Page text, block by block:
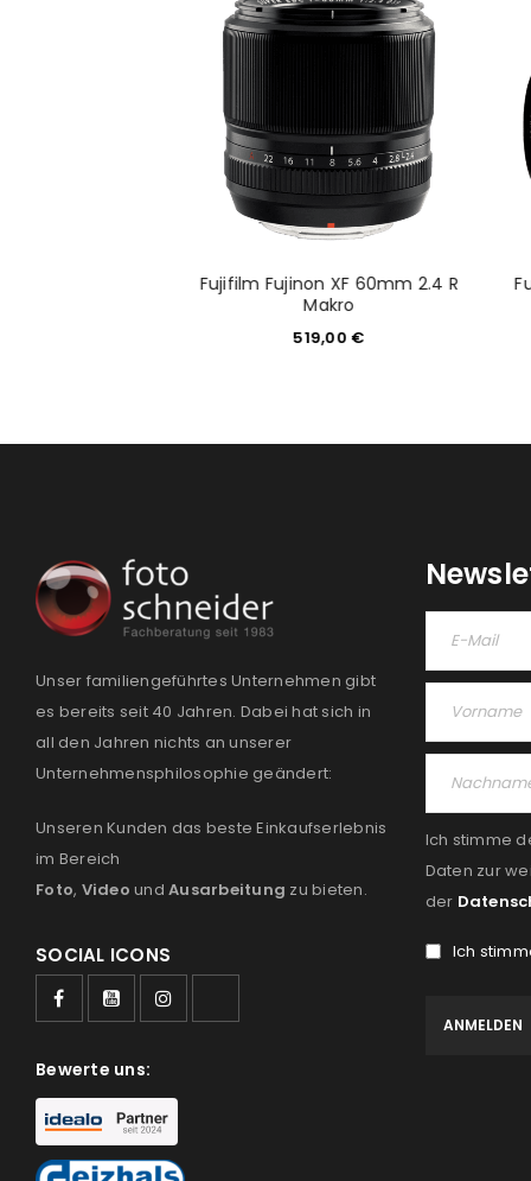
Fujifilm Fujinon XF 60mm 2.4 R
Makro
519,00€
Unser familiengeführtes Unternehmen gibt
es bereits seit 40 Jahren. Dabei hat sich in
all den Jahren nichts an unserer
Unternehmensphilosophie geändert:
Unseren Kunden das beste Einkaufserlebnis
im Bereich
Foto, Video und Ausarbeitung zu bieten.
SOCIAL ICONS
Bewerte uns:
Ich stimme
Daten zur
der
Ich